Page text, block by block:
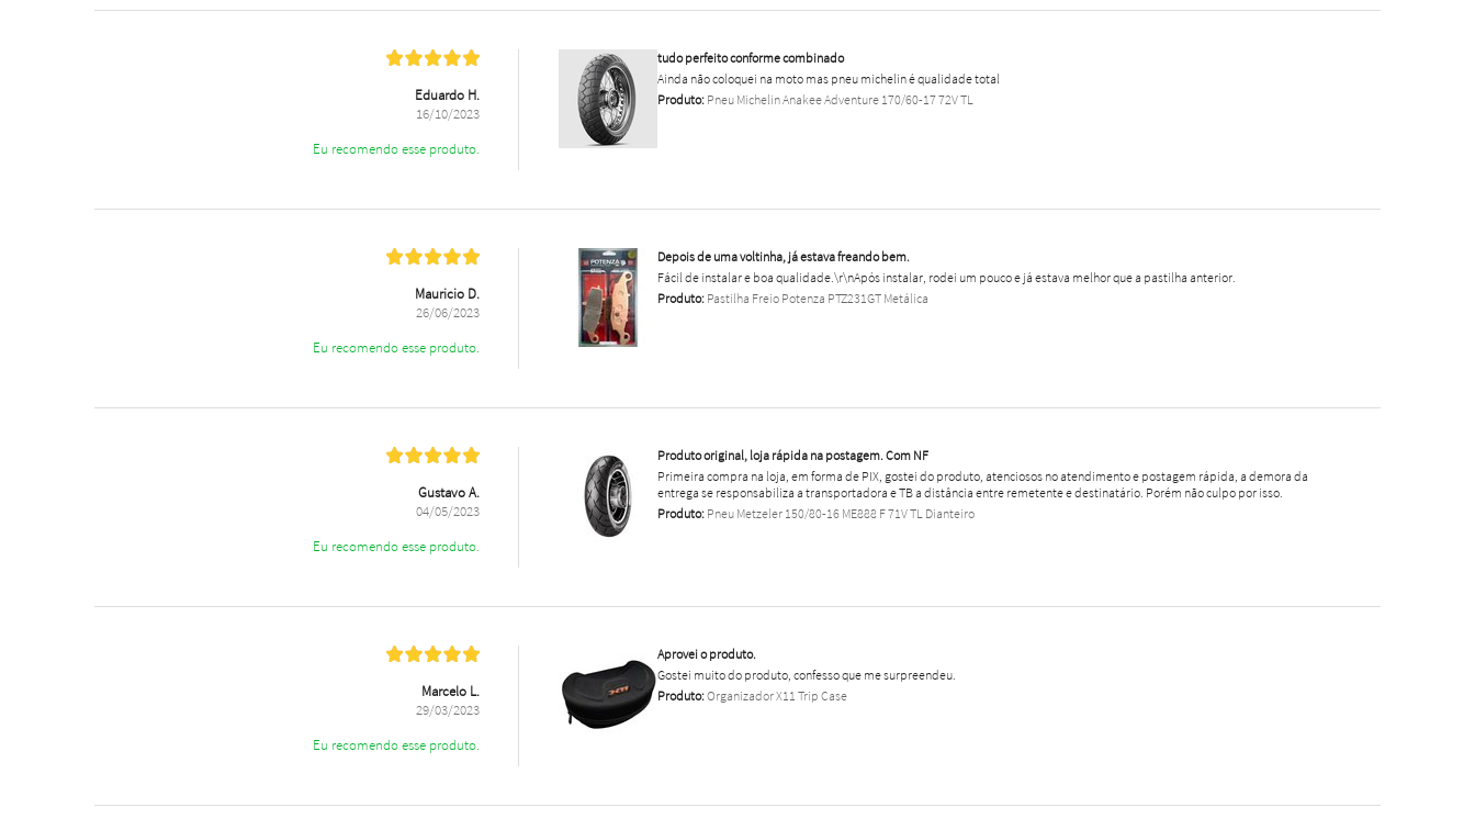
Eduardo H.
16/10/2023
Eu recomendo esse produto.
tudo perfeito conforme combinado
Ainda não coloquei na moto mas pneu michelin é qualidade total
Produto:Pneu Michelin Anakee Adventure 170/60-17 72V TL
Mauricio D.
26/06/2023
Eu recomendo esse produto.
Depois de uma voltinha, já estava freando bem.
Fácil de instalar e boa qualidade.\r\nApós instalar, rodei um pouco e já estava melhor que a pastilha anterior.
Produto:Pastilha Freio Potenza PTZ231GT Metálica
Gustavo A.
04/05/2023
Eu recomendo esse produto.
Produto original, loja rápida na postagem. Com NF
Primeira compra na loja, em forma de PIX, gostei do produto, atenciosos no atendimento e postagem rápida, a demora da
entrega se responsabiliza a transportadora e TB a distância entre remetente e destinatário. Porém não culpo por isso.
Produto:Pneu Metzeler 150/80-16 ME888 F 71V TL Dianteiro
Marcelo L.
29/03/2023
Eu recomendo esse produto.
Aprovei o produto.
Gostei muito do produto, confesso que me surpreendeu.
Produto:Organizador X11 Trip Case